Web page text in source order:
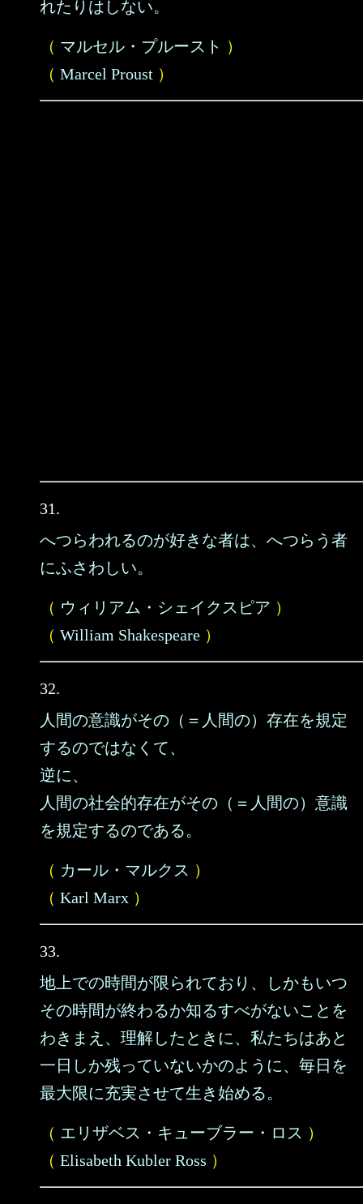
れたりはしない。
（ マルセル・プルースト ）
（ Marcel Proust ）
31.
へつらわれるのが好きな者は、へつらう者
にふさわしい。
（ ウィリアム・シェイクスピア ）
（ William Shakespeare ）
32.
人間の意識がその（＝人間の）存在を規定
するのではなくて、
逆に、
人間の社会的存在がその（＝人間の）意識
を規定するのである。
（ カール・マルクス ）
（ Karl Marx ）
33.
地上での時間が限られており、しかもいつ
その時間が終わるか知るすべがないことを
わきまえ、理解したときに、私たちはあと
一日しか残っていないかのように、毎日を
最大限に充実させて生き始める。
（ エリザベス・キューブラー・ロス ）
（ Elisabeth Kubler Ross ）